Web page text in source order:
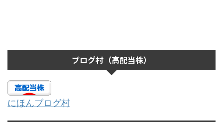
ブログ村（高配当株）
にほんブログ村